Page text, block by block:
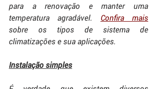
para a renovação e manter uma
temperatura agradável. Confira mais
sobre os tipos de sistema de
climatizações e sua aplicações.
Instalação simples